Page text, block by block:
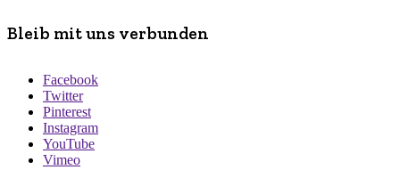
Bleib mit uns verbunden
Facebook
Twitter
Pinterest
Instagram
YouTube
Vimeo